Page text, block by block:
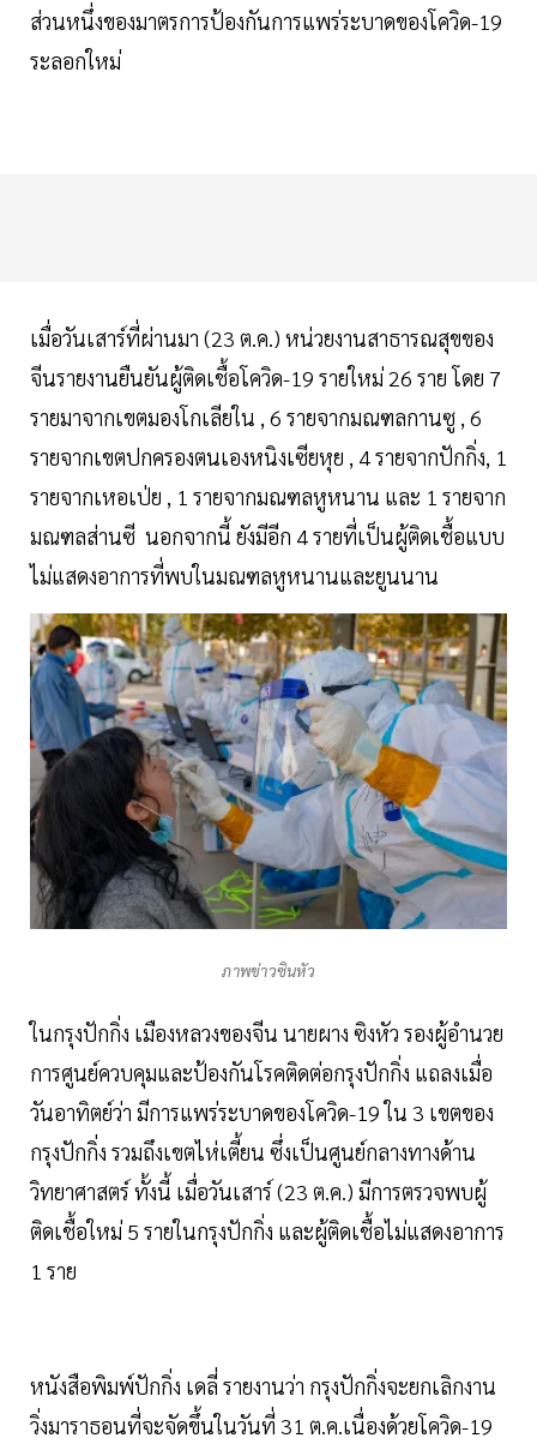
ส่วนหนึ่งของมาตรการป้องกันการแพร่ระบาดของโควิด-19
ระลอกใหม่
เมื่อวันเสาร์ที่ผ่านมา (23 ต.ค.) หน่วยงานสาธารณสุขของ
จีนรายงานยืนยันผู้ติดเชื้อโควิด-19 รายใหม่ 26 ราย โดย 7
รายมาจากเขตมองโกเลียใน , 6 รายจากมณฑลกานซู , 6
รายจากเขตปกครองตนเองหนิงเซียหุย , 4 รายจากปักกิ่ง, 1
รายจากเหอเป่ย , 1 รายจากมณฑลหูหนาน และ 1 รายจาก
มณฑลส่านซี นอกจากนี้ ยังมีอีก 4 รายที่เป็นผู้ติดเชื้อแบบ
ไม่แสดงอาการที่พบในมณฑลหูหนานและยูนนาน
ภาพข่าวซินหัว
ในกรุงปักกิ่ง เมืองหลวงของจีน นายผาง ซิงหัว รองผู้อำนวย
การศูนย์ควบคุมและป้องกันโรคติดต่อกรุงปักกิ่ง แถลงเมื่อ
วันอาทิตย์ว่า มีการแพร่ระบาดของโควิด-19 ใน 3 เขตของ
กรุงปักกิ่ง รวมถึงเขตไห่เตี้ยน ซึ่งเป็นศูนย์กลางทางด้าน
วิทยาศาสตร์ ทั้งนี้ เมื่อวันเสาร์ (23 ต.ค.) มีการตรวจพบผู้
ติดเชื้อใหม่ 5 รายในกรุงปักกิ่ง และผู้ติดเชื้อไม่แสดงอาการ
1 ราย
หนังสือพิมพ์ปักกิ่ง เดลี่ รายงานว่า กรุงปักกิ่งจะยกเลิกงาน
วิ่งมาราธอนที่จะจัดขึ้นในวันที่ 31 ต.ค.เนื่องด้วยโควิด-19